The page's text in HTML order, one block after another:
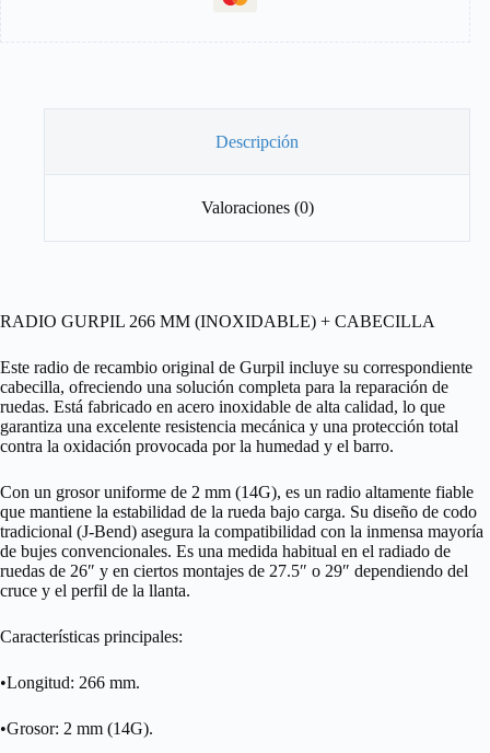
Descripción
Valoraciones (0)
RADIO GURPIL 266 MM (INOXIDABLE) + CABECILLA
Este radio de recambio original de Gurpil incluye su correspondiente
cabecilla, ofreciendo una solución completa para la reparación de
ruedas. Está fabricado en acero inoxidable de alta calidad, lo que
garantiza una excelente resistencia mecánica y una protección total
contra la oxidación provocada por la humedad y el barro.
Con un grosor uniforme de 2 mm (14G), es un radio altamente fiable
que mantiene la estabilidad de la rueda bajo carga. Su diseño de codo
tradicional (J-Bend) asegura la compatibilidad con la inmensa mayoría
de bujes convencionales. Es una medida habitual en el radiado de
ruedas de 26″ y en ciertos montajes de 27.5″ o 29″ dependiendo del
cruce y el perfil de la llanta.
Características principales:
•Longitud: 266 mm.
•Grosor: 2 mm (14G).